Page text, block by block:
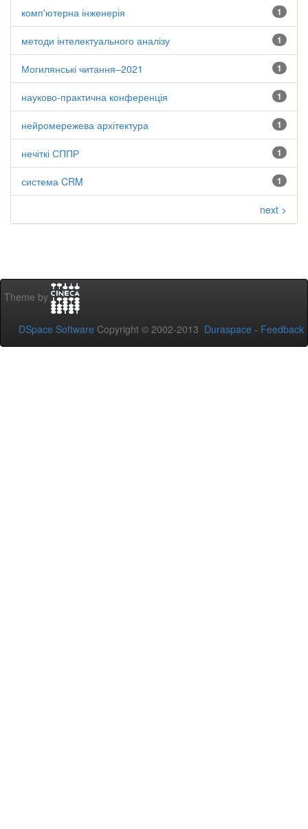
1
комп'ютерна інженерія
1
методи інтелектуального аналізу
1
Могилянські читання–2021
1
науково-практична конференція
1
нейромережева архітектура
1
нечіткі СППР
1
система CRM
next >
Theme by
DSpace Software Copyright © 2002-2013 Duraspace - Feedback